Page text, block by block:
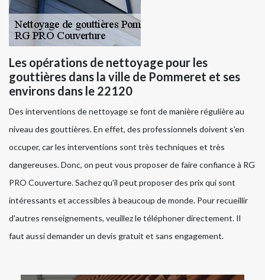
Les opérations de nettoyage pour les
gouttières dans la ville de Pommeret et ses
environs dans le 22120
Des interventions de nettoyage se font de manière régulière au
niveau des gouttières. En effet, des professionnels doivent s'en
occuper, car les interventions sont très techniques et très
dangereuses. Donc, on peut vous proposer de faire confiance à RG
PRO Couverture. Sachez qu'il peut proposer des prix qui sont
intéressants et accessibles à beaucoup de monde. Pour recueillir
d'autres renseignements, veuillez le téléphoner directement. Il
faut aussi demander un devis gratuit et sans engagement.